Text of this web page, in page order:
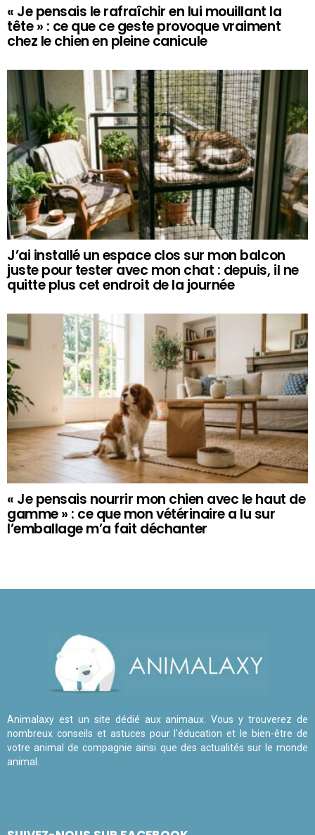
« Je pensais le rafraîchir en lui mouillant la
tête » : ce que ce geste provoque vraiment
chez le chien en pleine canicule
J’ai installé un espace clos sur mon balcon
juste pour tester avec mon chat : depuis, il ne
quitte plus cet endroit de la journée
« Je pensais nourrir mon chien avec le haut de
gamme » : ce que mon vétérinaire a lu sur
l’emballage m’a fait déchanter
Animalaxy est un site dédié aux animaux. Vous y trouverez de
nombreux conseils et astuces pour l'éducation et le bien-être de
votre animal de compagnie ainsi que des actualités sur le monde
animal.